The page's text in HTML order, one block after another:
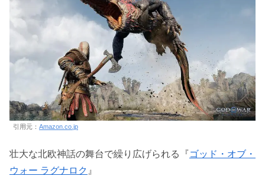
引用元： Amazon.co.jp
壮大な北欧神話の舞台で繰り広げられる『ゴッド・オブ・
ウォー ラグナロク 』